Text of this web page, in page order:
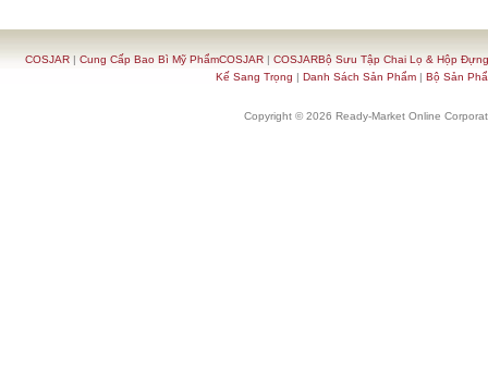
COSJAR| Cung Cấp Bao Bì Mỹ PhẩmCOSJAR| COSJARBộ Sưu Tập Chai Lọ & Hộp
Kế Sang Trọng | Danh Sách Sản Phẩm| Bộ Sản
Copyright © 2026 Ready-Market Online